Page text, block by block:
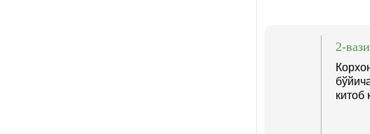
2-
китоб